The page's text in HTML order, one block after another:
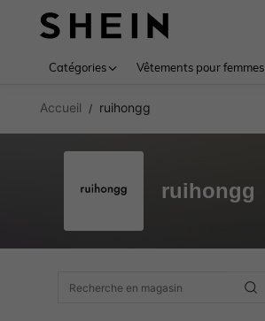
Catégories Vêtements pour femmes
Accueil / ruihongg
ruihongg